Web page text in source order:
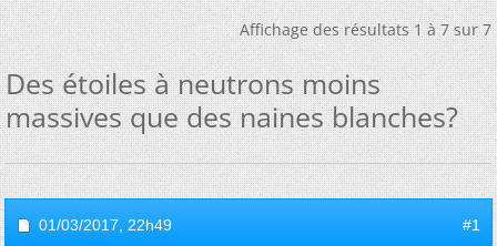
Affichage des résultats 1 à 7 sur 7
Des étoiles à neutrons moins
massives que des naines blanches?
01/03/2017, 22h49 #1